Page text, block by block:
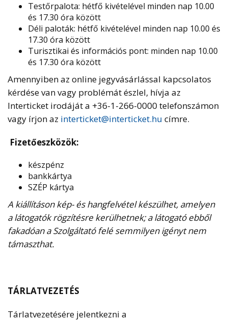
Testőrpalota: hétfő kivételével minden nap 10.00
és 17.30 óra között
Déli paloták: hétfő kivételével minden nap 10.00 és
17.30 óra között
Turisztikai és információs pont: minden nap 10.00
és 17.30 óra között
Amennyiben az online jegyvásárlással kapcsolatos
kérdése van vagy problémát észlel, hívja az
Interticket irodáját a +36-1-266-0000 telefonszámon
vagy írjon az interticket@interticket.hu címre.
Fizetőeszközök:
készpénz
bankkártya
SZÉP kártya
A kiállításon kép- és hangfelvétel készülhet, amelyen
a látogatók rögzítésre kerülhetnek; a látogató ebből
fakadóan a Szolgáltató felé semmilyen igényt nem
támaszthat.
TÁRLATVEZETÉS
Tárlatvezetésére jelentkezni a